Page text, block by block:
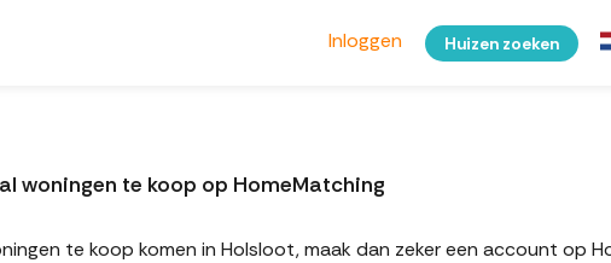
Inloggen Huizen zoeken
woningen te koop op HomeMatching
te koop komen in Holsloot, maak dan zeker een account op